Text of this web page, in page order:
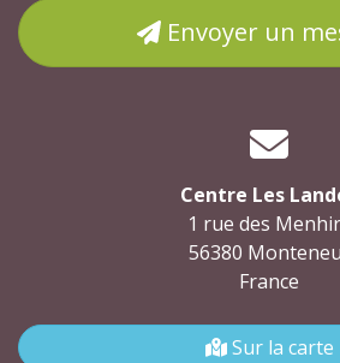
Envoyer un
Centre Les
1 rue des
56380
France
Sur la carte